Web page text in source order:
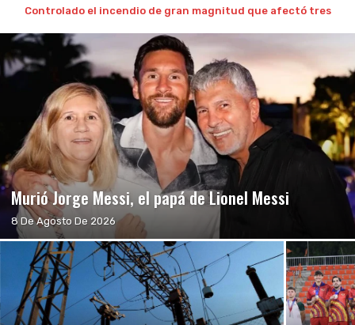
Murió Jorge Messi, el papá de Lionel Messi
Murió Jorge Messi, el papá de Lionel Messi
8 De Agosto De 2026